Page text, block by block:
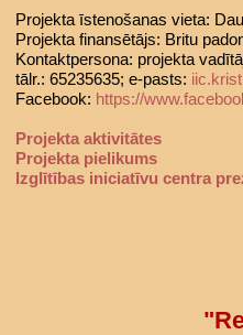
Projekta īstenošanas vieta:
Projekta finansētājs: Britu
Kontaktpersona: projekta
tālr.: 65235635; e-pasts:
Facebook: https://
Projekta aktivitātes
Projekta pielikums
Izglītības iniciatīvu centra